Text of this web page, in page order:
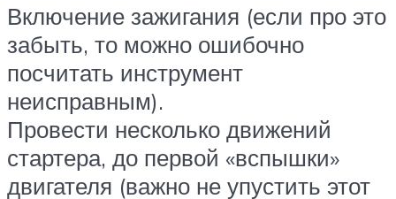
Включение зажигания (если про это
забыть, то можно ошибочно
посчитать инструмент
неисправным).
Провести несколько движений
стартера, до первой «вспышки»
двигателя (важно не упустить этот